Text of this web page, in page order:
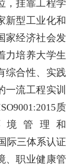
，挂靠工程学
新型工业化和
家经济社会发
力培养大学生
综合性、实践
一流工程实训
质
境管理和
际三体系认证
、职业健康管